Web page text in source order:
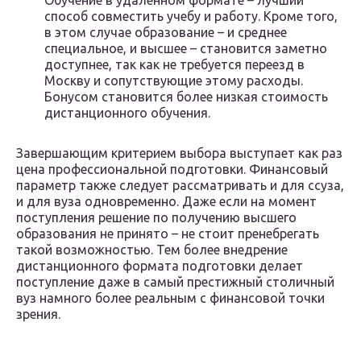
способ совместить учебу и работу. Кроме того,
в этом случае образование – и среднее
специальное, и высшее – становится заметно
доступнее, так как не требуется переезд в
Москву и сопутствующие этому расходы.
Бонусом становится более низкая стоимость
дистанционного обучения.
Завершающим критерием выбора выступает как раз
цена профессиональной подготовки. Финансовый
параметр также следует рассматривать и для ссуза,
и для вуза одновременно. Даже если на момент
поступления решение по получению высшего
образования не принято – не стоит пренебрегать
такой возможностью. Тем более внедрение
дистанционного формата подготовки делает
поступление даже в самый престижный столичный
вуз намного более реальным с финансовой точки
зрения.